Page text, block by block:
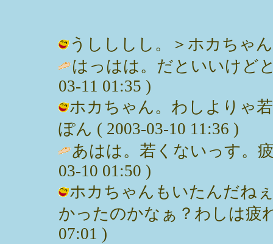
うしししし。＞ホカちゃ
はっはは。だといいけど
03-11 01:35 )
ホカちゃん。わしよりゃ
ぽん ( 2003-03-10 11:36 )
あはは。若くないっす。
03-10 01:50 )
ホカちゃんもいたんだね
かったのかなぁ？わしは疲
07:01 )